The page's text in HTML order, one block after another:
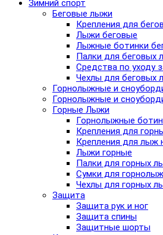
Зимний спорт
Беговые лыжи
Крепления для
Лыжи беговые
Лыжные ботинки
Палки для беговых
Средства по уходу
Чехлы для беговых
Горнолыжные и
Горнолыжные и
Горные Лыжи
Горнолыжные
Крепления для
Крепления для лыж
Лыжи горные
Палки для горных
Сумки для
Чехлы для горных
Защита
Защита рук и ног
Защита спины
Защитные шорты